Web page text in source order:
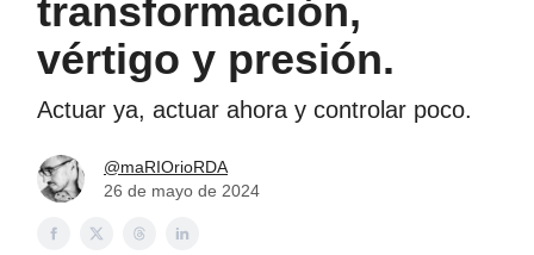
transformación,
vértigo y presión.
Actuar ya, actuar ahora y controlar poco.
@maRIOrioRDA
26 de mayo de 2024